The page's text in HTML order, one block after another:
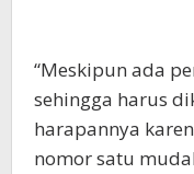
“Meskipun ada
sehingga harus
harapannya
nomor satu